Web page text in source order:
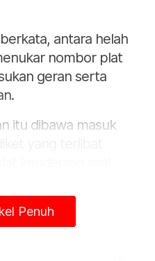
antara helah
nombor plat
geran serta
itu dibawa masuk
Penuh